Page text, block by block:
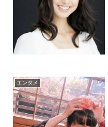
エンタメ